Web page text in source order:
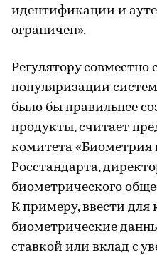
идентификации и
ограничен».
Регулятору совместно
популяризации
было бы правильнее
продукты, считает
комитета «Биометрия
Росстандарта,
биометрического
К примеру, ввести для
биометрические
ставкой или вклад с